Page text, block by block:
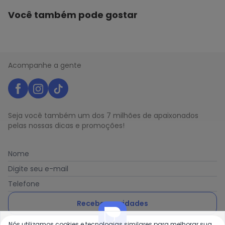
Você também pode gostar
Acompanhe a gente
Seja você também um dos 7 milhões de apaixonados
pelas nossas dicas e promoções!
Nome
Digite seu e-mail
Telefone
Receber novidades